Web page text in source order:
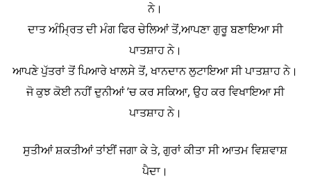
ਨੇ।
ਦਾਤ ਅੰਮ੍ਰਿਤ ਦੀ ਮੰਗ ਫਿਰ ਚੇਲਿਆਂ ਤੋਂ,ਆਪਣਾ ਗੁਰੂ ਬਣਾਇਆ ਸੀ
ਪਾਤਸ਼ਾਹ ਨੇ।
ਆਪਣੇ ਪੁੱਤਰਾਂ ਤੋਂ ਪਿਆਰੇ ਖਾਲਸੇ ਤੋਂ, ਖਾਨਦਾਨ ਲੁਟਾਇਆ ਸੀ ਪਾਤਸ਼ਾਹ ਨੇ।
ਜੋ ਕੁਝ ਕੋਈ ਨਹੀਂ ਦੁਨੀਆਂ ’ਚ ਕਰ ਸਕਿਆ, ਉਹ ਕਰ ਵਿਖਾਇਆ ਸੀ
ਪਾਤਸ਼ਾਹ ਨੇ।
ਸੁਤੀਆਂ ਸ਼ਕਤੀਆਂ ਤਾਂਈਂ ਜਗਾ ਕੇ ਤੇ, ਗੁਰਾਂ ਕੀਤਾ ਸੀ ਆਤਮ ਵਿਸ਼ਵਾਸ਼
ਪੈਦਾ।